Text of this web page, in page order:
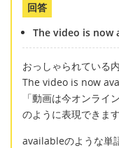
回答
The video is now
おっしゃられている内
The video is now
「動画は今オンライ
のように表現できます
availableのような単